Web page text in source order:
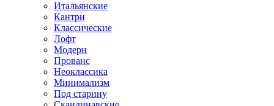
Итальянские
Кантри
Классические
Лофт
Модерн
Прованс
Неоклассика
Минимализм
Под старину